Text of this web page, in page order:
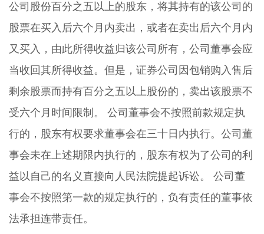
公司股份百分之五以上的股东，将其持有的该公司的
股票在买入后六个月内卖出，或者在卖出后六个月内
又买入，由此所得收益归该公司所有，公司董事会应
当收回其所得收益。但是，证券公司因包销购入售后
剩余股票而持有百分之五以上股份的，卖出该股票不
受六个月时间限制。 公司董事会不按照前款规定执
行的，股东有权要求董事会在三十日内执行。公司董
事会未在上述期限内执行的，股东有权为了公司的利
益以自己的名义直接向人民法院提起诉讼。 公司董
事会不按照第一款的规定执行的，负有责任的董事依
法承担连带责任。